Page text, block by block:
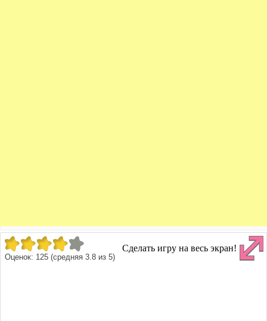
Оценок: 125 (средняя 3.8 из 5)
Сделать игру на весь экран!